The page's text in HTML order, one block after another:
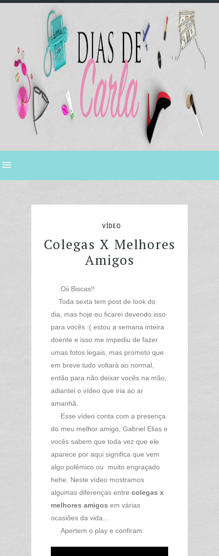
VÍDEO
Colegas X Melhores
Amigos
Oii Biscas!!
Toda sexta tem post de look do
dia, mas hoje eu ficarei devendo isso
para vocês :( estou a semana inteira
doente e isso me impediu de fazer
umas fotos legais, mas prometo que
em breve tudo voltará ao normal,
então para não deixar vocês na mão,
adiantei o vídeo que iria ao ar
amanhã.
Esse vídeo conta com a presença
do meu melhor amigo, Gabriel Elias e
vocês sabem que toda vez que ele
aparece por aqui significa que vem
algo polêmico ou muito engraçado
hehe. Neste vídeo mostramos
algumas diferenças entre colegas x
melhores amigos em várias
ocasiões da vida...
Apertem o play e confiram: